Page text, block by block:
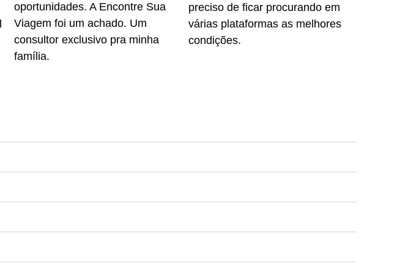
oportunidades. A Encontre Sua
Viagem foi um achado. Um
consultor exclusivo pra minha
família.
preciso de ficar procurando em
várias plataformas as melhores
condições.